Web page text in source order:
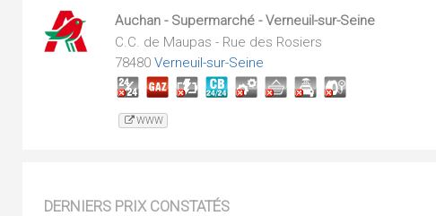
Auchan - Supermarché - Verneuil-sur-Seine
C.C. de Maupas - Rue des Rosiers
78480 Verneuil-sur-Seine
WWW
DERNIERS PRIX CONSTATÉS